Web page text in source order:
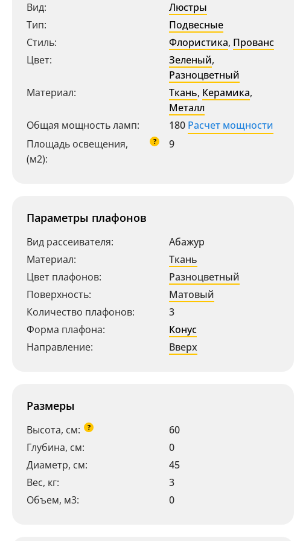
Вид:
Люстры
Тип:
Подвесные
Стиль:
Флористика, Прованс
Цвет:
Зеленый,
Разноцветный
Материал:
Ткань, Керамика,
Металл
Общая мощность ламп:
180 Расчет мощности
Площадь освещения,
(м2):
? 9
Параметры плафонов
Вид рассеивателя:
Абажур
Материал:
Ткань
Цвет плафонов:
Разноцветный
Поверхность:
Матовый
Количество плафонов:
3
Форма плафона:
Конус
Направление:
Вверх
Размеры
Высота, см: ?
60
Глубина, см:
0
Диаметр, см:
45
Вес, кг:
3
Объем, м3:
0